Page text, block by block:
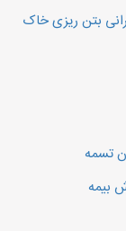
بتن ریزی خاک
تسمه
بیمه